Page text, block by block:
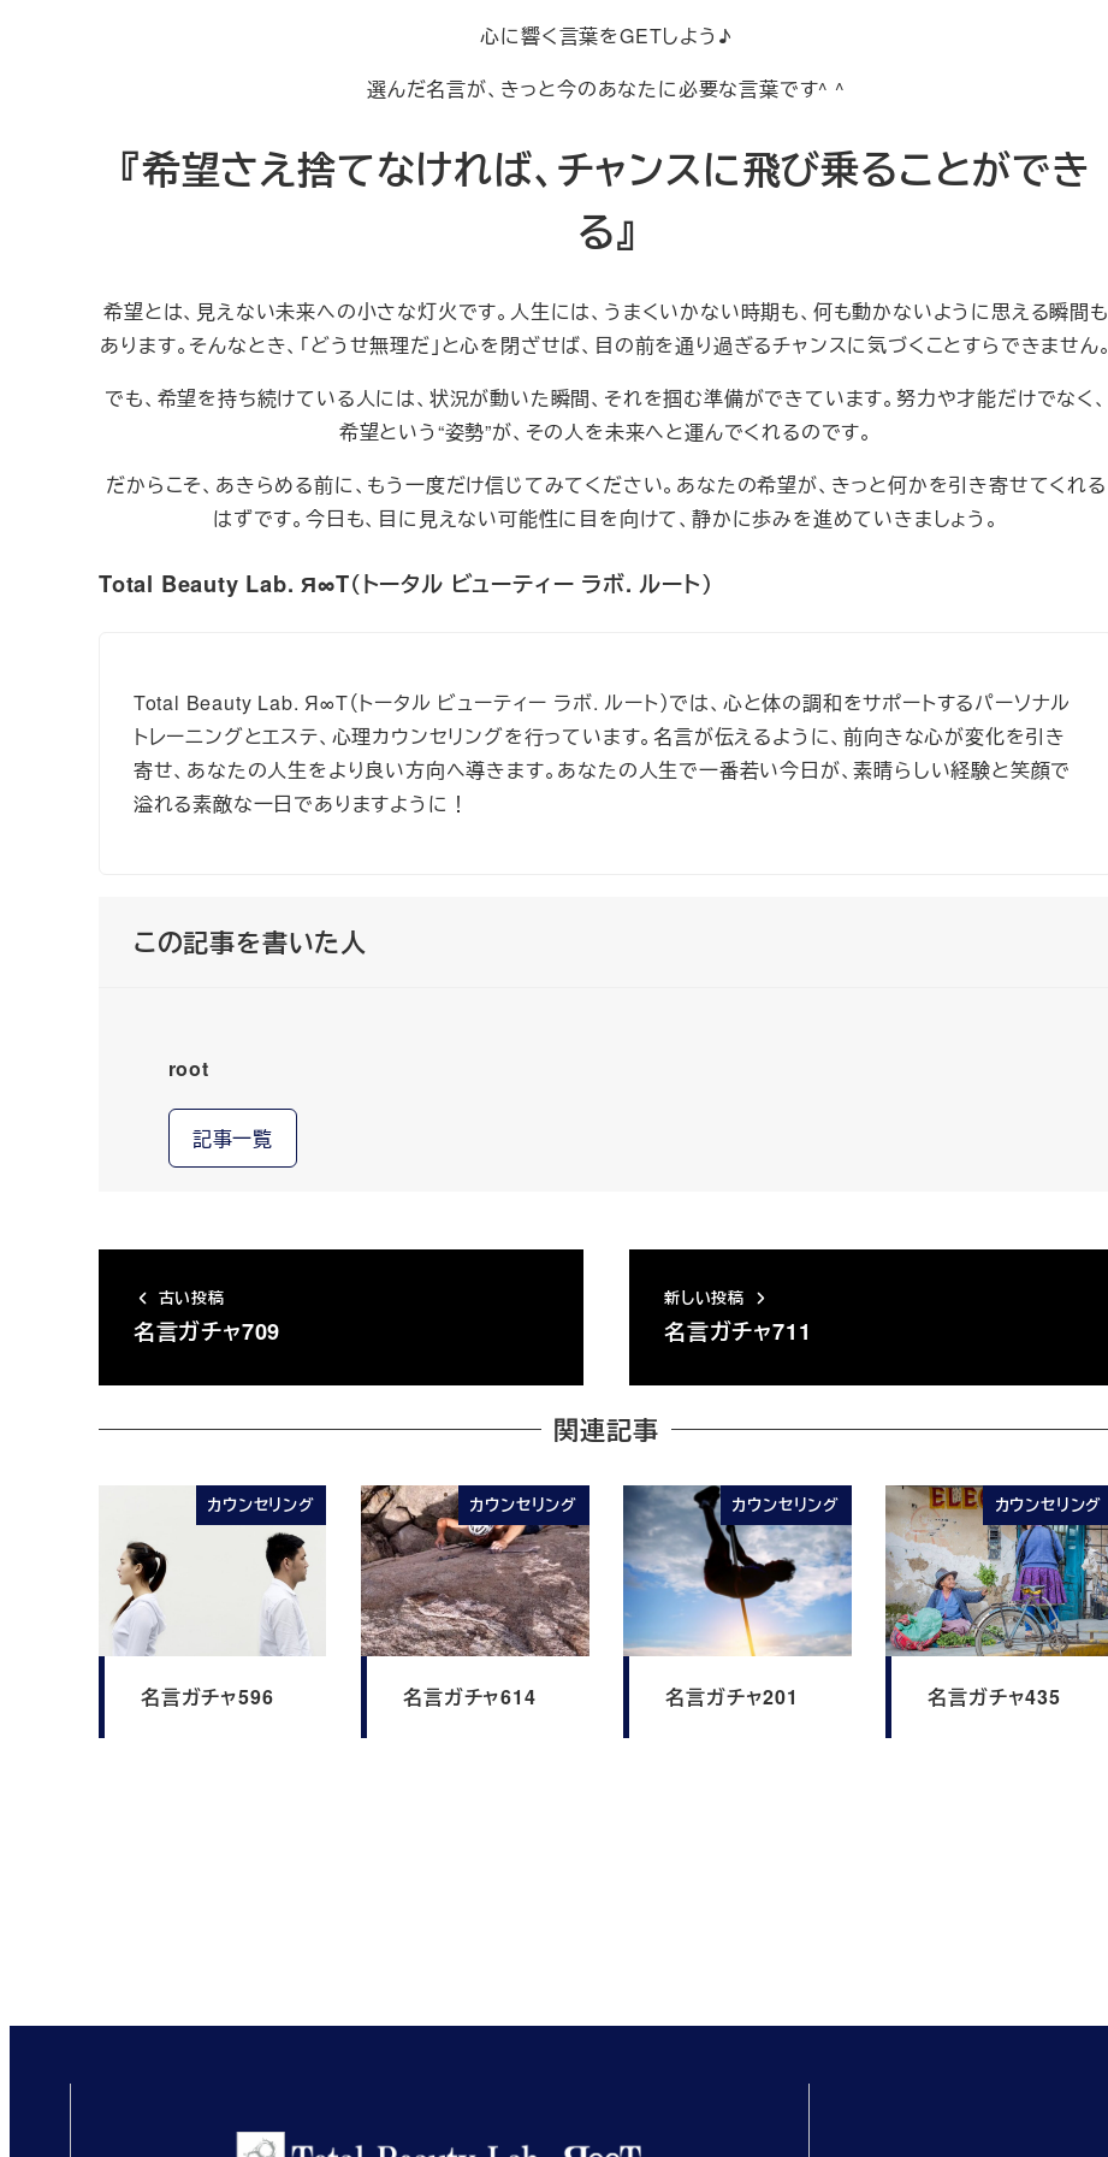
心に響く言葉をGETしよう♪
選んだ名言が、きっと今のあなたに必要な言葉です^ ^
『希望さえ捨てなければ、チャンスに飛び乗ることができ
る』
希望とは、見えない未来への小さな灯火です。人生には、うまくいかない時期も、何も動かないように思える瞬間も
あります。そんなとき、「どうせ無理だ」と心を閉ざせば、目の前を通り過ぎるチャンスに気づくことすらできません。
でも、希望を持ち続けている人には、状況が動いた瞬間、それを掴む準備ができています。努力や才能だけでなく、
希望という“姿勢”が、その人を未来へと運んでくれるのです。
だからこそ、あきらめる前に、もう一度だけ信じてみてください。あなたの希望が、きっと何かを引き寄せてくれる
はずです。今日も、目に見えない可能性に目を向けて、静かに歩みを進めていきましょう。
Total Beauty Lab. Я∞T（トータル ビューティー ラボ. ルート）
Total Beauty Lab. Я∞T（トータル ビューティー ラボ. ルート）では、心と体の調和をサポートするパーソナル
トレーニングとエステ、心理カウンセリングを行っています。名言が伝えるように、前向きな心が変化を引き
寄せ、あなたの人生をより良い方向へ導きます。あなたの人生で一番若い今日が、素晴らしい経験と笑顔で
溢れる素敵な一日でありますように！
この記事を書いた人
root
記事一覧
古い投稿
名言ガチャ709
新しい投稿
名言ガチャ711
関連記事
カウンセリング
名言ガチャ596
カウンセリング
名言ガチャ614
カウンセリング
名言ガチャ201
カウンセリング
名言ガチャ435